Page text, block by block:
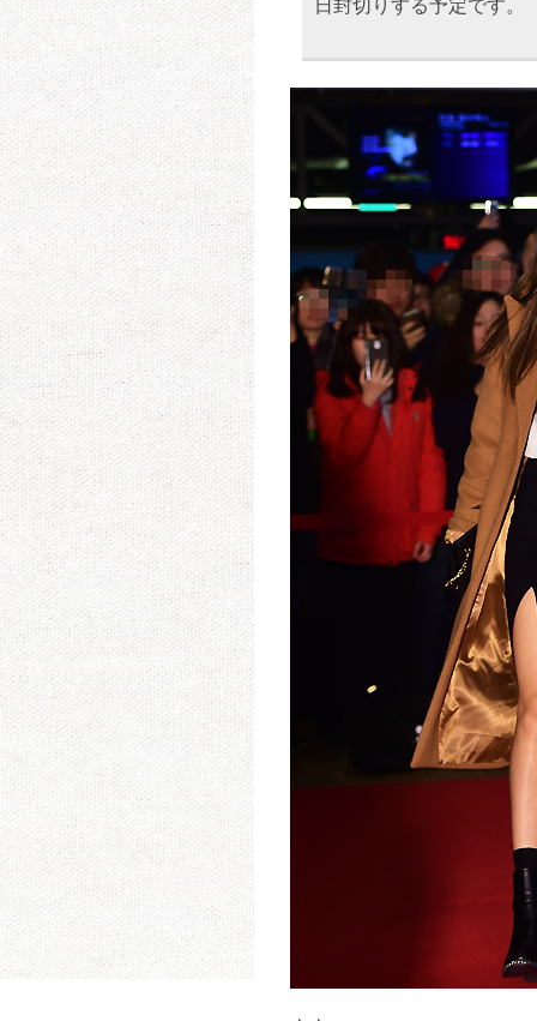
日封切りする予定です。